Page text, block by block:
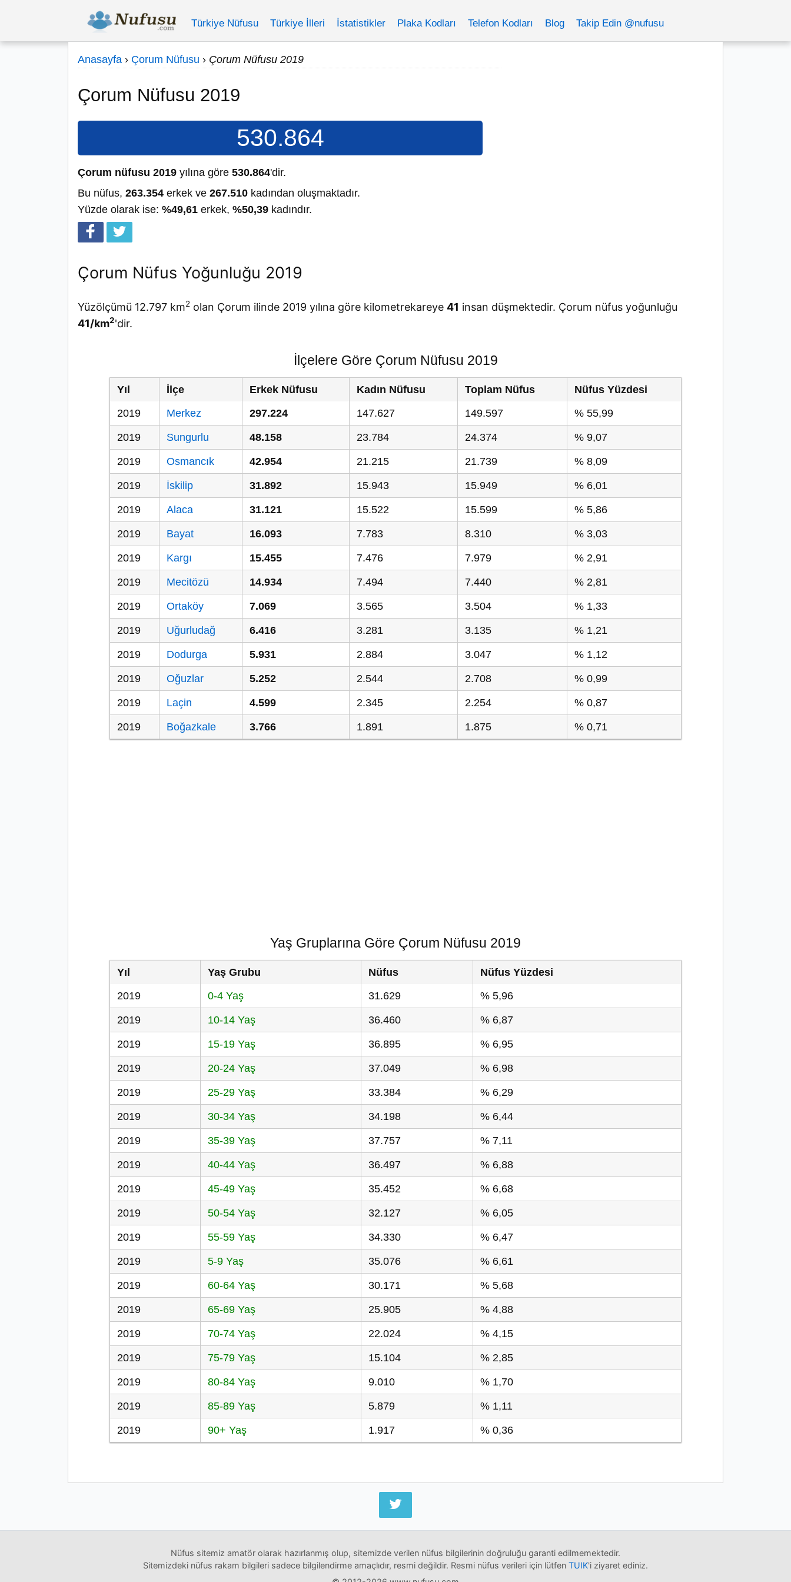
Türkiye Nüfusu Türkiye İlleri İstatistikler Plaka Kodları Telefon Kodları Blog Takip Edin @nufusu
Anasayfa › Çorum Nüfusu › Çorum Nüfusu 2019
Çorum Nüfusu 2019
530.864
Çorum nüfusu 2019 yılına göre 530.864'dir.
Bu nüfus, 263.354 erkek ve 267.510 kadından oluşmaktadır.
Yüzde olarak ise: %49,61 erkek, %50,39 kadındır.
Çorum Nüfus Yoğunluğu 2019
Yüzölçümü 12.797 km2 olan Çorum ilinde 2019 yılına göre kilometrekareye 41 insan düşmektedir. Çorum nüfus yoğunluğu
41/km2'dir.
İlçelere Göre Çorum Nüfusu 2019
Yıl İlçe Erkek Nüfusu Kadın Nüfusu Toplam Nüfus
Nüfus Yüzdesi
2019
Merkez 297.224 147.627 149.597 % 55,99
2019 Sungurlu 48.158 23.784 24.374 % 9,07
2019 Osmancık 42.954 21.215 21.739 % 8,09
2019 İskilip 31.892 15.943 15.949 % 6,01
2019 Alaca 31.121 15.522 15.599 % 5,86
2019 Bayat 16.093 7.783 8.310 % 3,03
2019 Kargı 15.455 7.476 7.979 % 2,91
2019 Mecitözü 14.934 7.494 7.440 % 2,81
2019 Ortaköy 7.069 3.565 3.504 % 1,33
2019 Uğurludağ 6.416 3.281 3.135 % 1,21
2019 Dodurga 5.931 2.884 3.047 % 1,12
2019 Oğuzlar 5.252 2.544 2.708 % 0,99
2019 Laçin 4.599 2.345 2.254 % 0,87
2019 Boğazkale 3.766 1.891 1.875 % 0,71
Yaş Gruplarına Göre Çorum Nüfusu 2019
Yıl Yaş Grubu Nüfus
Nüfus Yüzdesi
2019
0-4 Yaş 31.629 % 5,96
2019 10-14 Yaş 36.460 % 6,87
2019 15-19 Yaş 36.895 % 6,95
2019 20-24 Yaş 37.049 % 6,98
2019 25-29 Yaş 33.384 % 6,29
2019 30-34 Yaş 34.198 % 6,44
2019 35-39 Yaş 37.757 % 7,11
2019 40-44 Yaş 36.497 % 6,88
2019 45-49 Yaş 35.452 % 6,68
2019 50-54 Yaş 32.127 % 6,05
2019 55-59 Yaş 34.330 % 6,47
2019 5-9 Yaş 35.076 % 6,61
2019 60-64 Yaş 30.171 % 5,68
2019 65-69 Yaş 25.905 % 4,88
2019 70-74 Yaş 22.024 % 4,15
2019 75-79 Yaş 15.104 % 2,85
2019 80-84 Yaş 9.010 % 1,70
2019 85-89 Yaş 5.879 % 1,11
2019 90+ Yaş 1.917 % 0,36
Nüfus sitemiz amatör olarak hazırlanmış olup, sitemizde verilen nüfus bilgilerinin doğruluğu garanti edilmemektedir.
Sitemizdeki nüfus rakam bilgileri sadece bilgilendirme amaçlıdır, resmi değildir. Resmi nüfus verileri için lütfen TUIK'i ziyaret ediniz.